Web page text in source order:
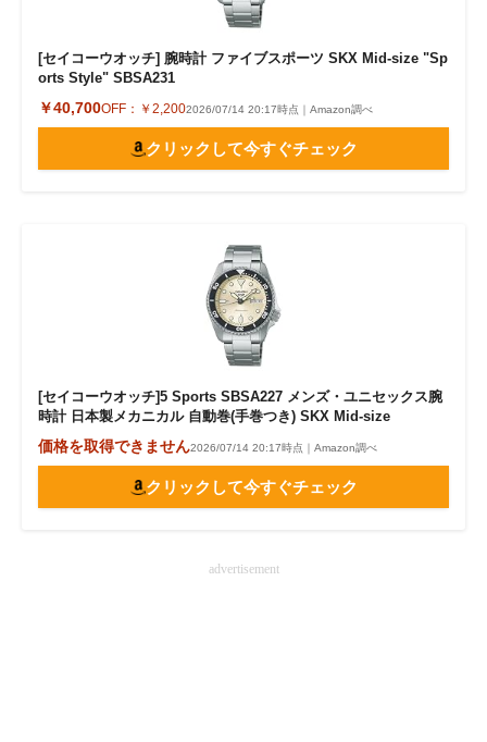
[セイコーウオッチ] 腕時計 ファイブスポーツ SKX Mid-size "Sp
orts Style" SBSA231
￥40,700OFF： ￥2,2002026/07/14 20:17時点｜Amazon調べ
クリックして今すぐチェック
[セイコーウオッチ]5 Sports SBSA227 メンズ・ユニセックス腕
時計 日本製メカニカル 自動巻(手巻つき) SKX Mid-size
価格を取得できません2026/07/14 20:17時点｜Amazon調べ
クリックして今すぐチェック
advertisement